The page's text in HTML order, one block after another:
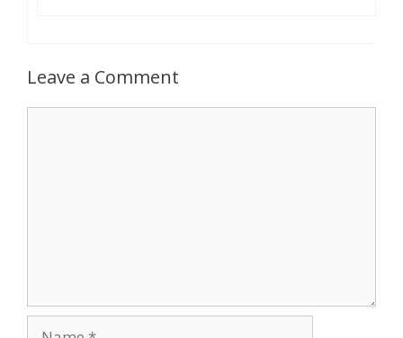
Leave a Comment